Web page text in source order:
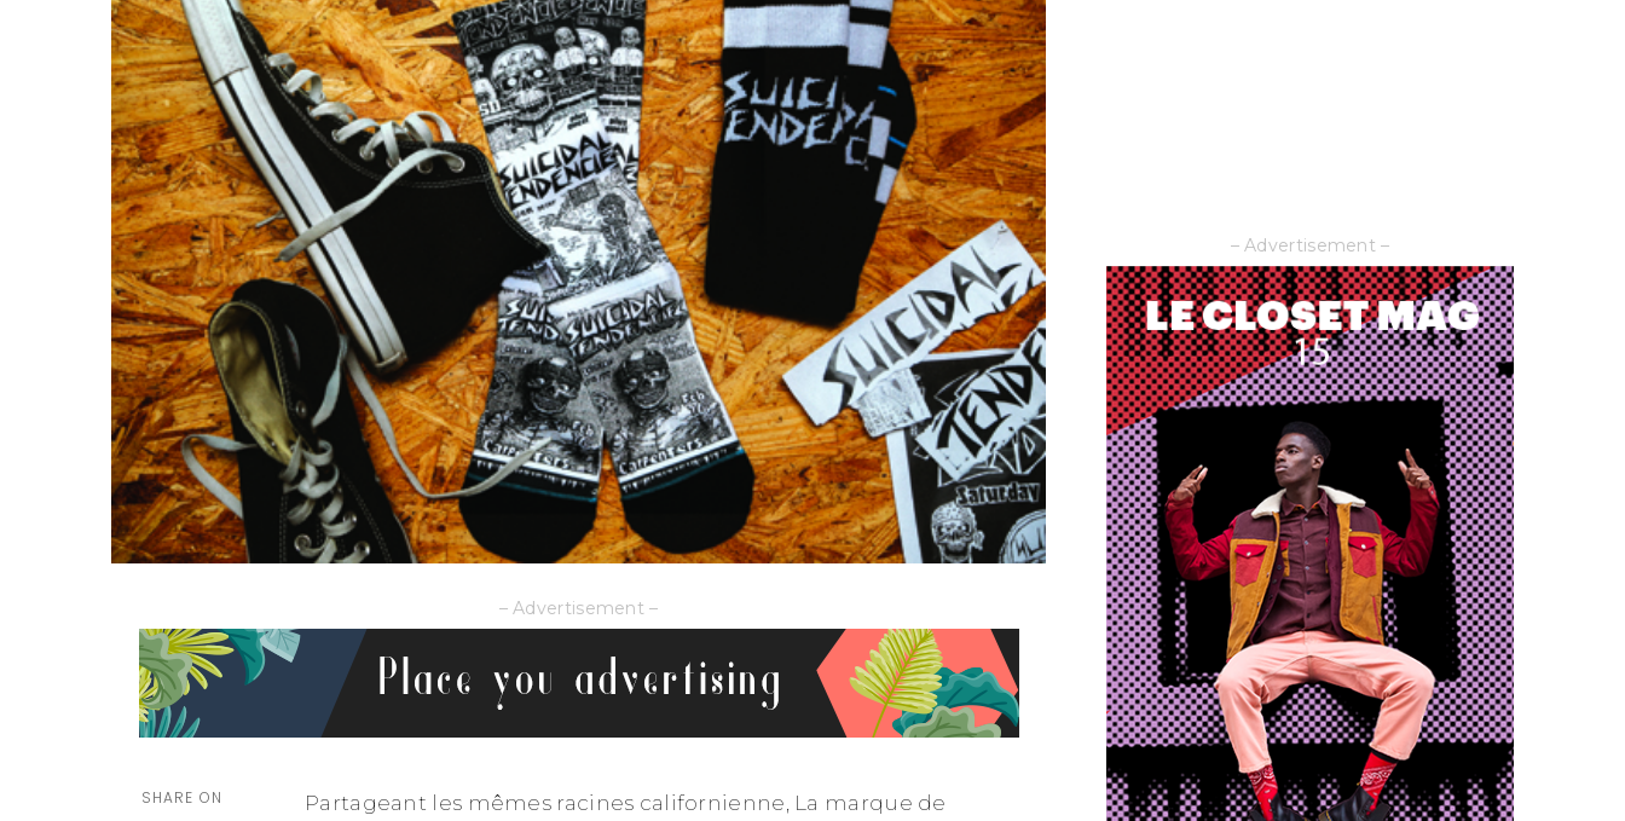
– Advertisement –
SHARE ON
Partageant les mêmes racines californienne, La marque de
– Advertisement –